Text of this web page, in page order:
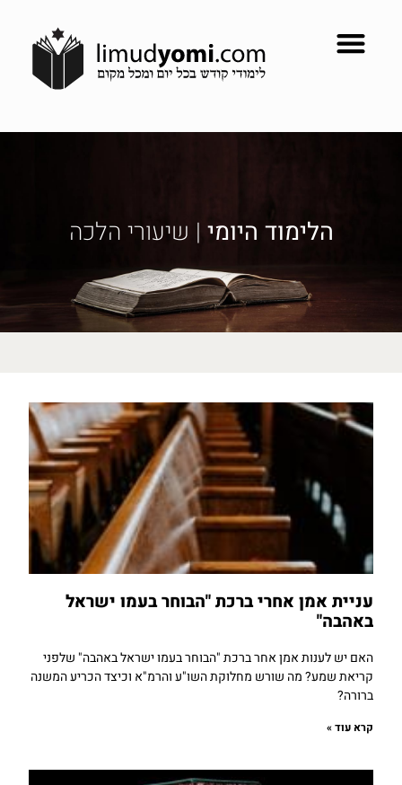
הלימוד היומי | שיעורי הלכה
עניית אמן אחרי ברכת "הבוחר בעמו ישראל
באהבה"
האם יש לענות אמן אחר ברכת "הבוחר בעמו ישראל באהבה" שלפני
קריאת שמע? מה שורש מחלוקת השו"ע והרמ"א וכיצד הכריע המשנה
ברורה?
קרא עוד »